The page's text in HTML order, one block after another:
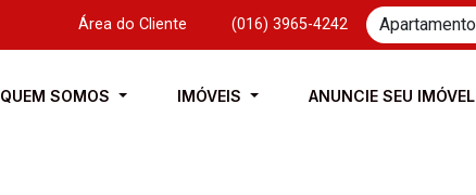
Área do Cliente (016) 3965-4242
QUEM SOMOS IMÓVEIS ANUNCIE SEU IMÓVEL